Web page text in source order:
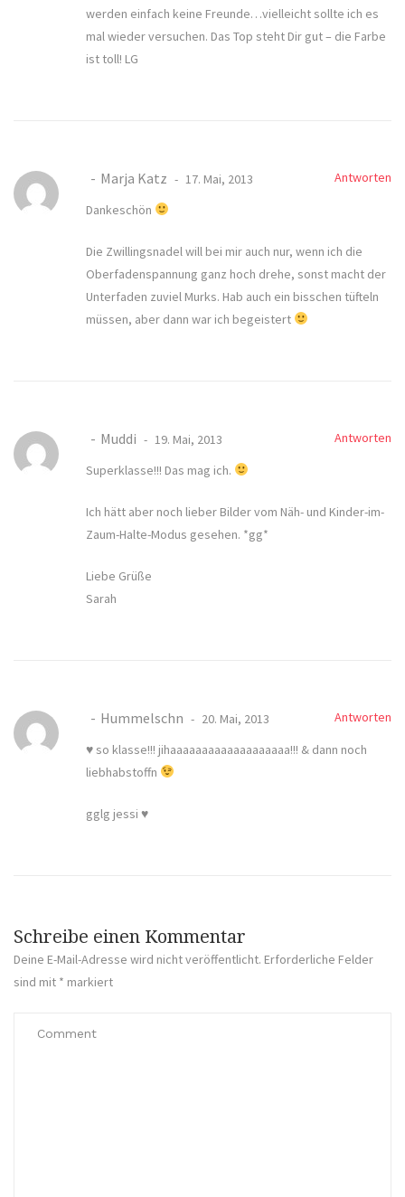
werden einfach keine Freunde…vielleicht sollte ich es
mal wieder versuchen. Das Top steht Dir gut – die Farbe
ist toll! LG
Marja Katz 17. Mai, 2013
Antworten
Dankeschön
Die Zwillingsnadel will bei mir auch nur, wenn ich die
Oberfadenspannung ganz hoch drehe, sonst macht der
Unterfaden zuviel Murks. Hab auch ein bisschen tüfteln
müssen, aber dann war ich begeistert
Muddi 19. Mai, 2013
Antworten
Superklasse!!! Das mag ich.
Ich hätt aber noch lieber Bilder vom Näh- und Kinder-im-
Zaum-Halte-Modus gesehen. *gg*
Liebe Grüße
Sarah
Hummelschn 20. Mai, 2013
Antworten
♥ so klasse!!! jihaaaaaaaaaaaaaaaaaaa!!! & dann noch
liebhabstoffn
gglg jessi ♥
Schreibe einen Kommentar
Deine E-Mail-Adresse wird nicht veröffentlicht. Erforderliche Felder
sind mit * markiert